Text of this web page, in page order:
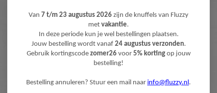
NIEUWSBRIEF
Wilt u op de hoogte blijven?
Word lid van onze mailinglijst:
Van 7 t/m 23 augustus 2026 zijn de knuffels van Fluzzy
met vakantie.
In deze periode kun je wel bestellingen plaatsen.
Jouw bestelling wordt vanaf 24 augustus verzonden.
Gebruik kortingscode zomer26 voor 5% kortingop jouw
bestelling!
Bestelling annuleren? Stuur een mail naar info@fluzzy.nl.